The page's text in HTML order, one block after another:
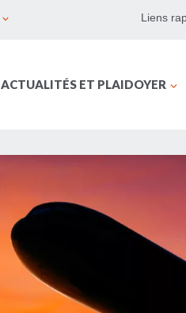
Liens
ACTUALITÉS ET PLAIDOYER